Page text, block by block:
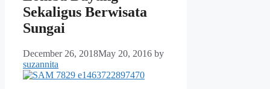
Sekaligus Berwisata
Sungai
December 26, 2018May 20, 2016 by
suzannita